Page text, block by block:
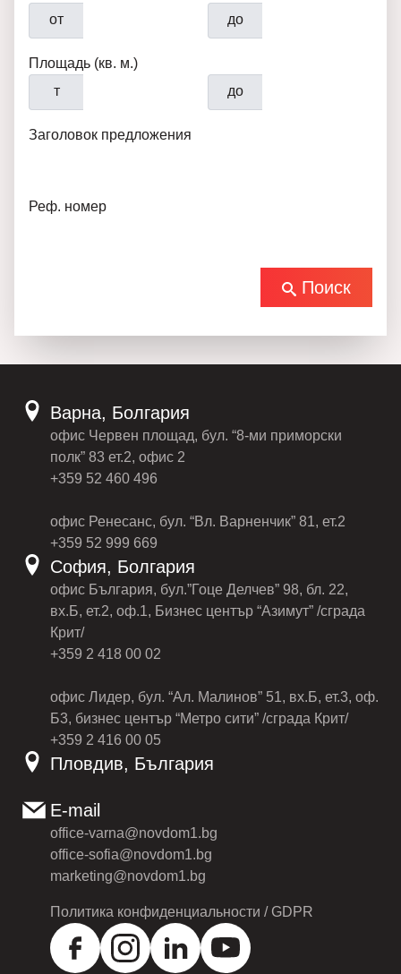
от
до
Площадь (кв. м.)
т
до
Заголовок предложения
Реф. номер
Поиск
Варна, Болгария
офис Червен площад, бул. “8-ми приморски
полк” 83 ет.2, офис 2
+359 52 460 496
офис Ренесанс, бул. “Вл. Варненчик” 81, ет.2
+359 52 999 669
София, Болгария
офис България, бул.”Гоце Делчев” 98, бл. 22,
вх.Б, ет.2, оф.1, Бизнес център “Азимут” /сграда
Крит/
+359 2 418 00 02
офис Лидер, бул. “Ал. Малинов” 51, вх.Б, ет.3, оф.
Б3, бизнес център “Метро сити” /сграда Крит/
+359 2 416 00 05
Пловдив, България
E-mail
office-varna@novdom1.bg
office-sofia@novdom1.bg
marketing@novdom1.bg
Политика конфиденциальности / GDPR